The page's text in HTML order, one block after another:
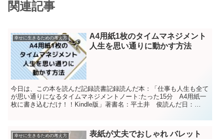
関連記事
幸せに生きるための考え方
A4用紙1枚のタイムマネジメント
人生を思い通りに動かす方法
今日は、この本を読んだ記録読書記録読んだ本：「仕事も人生も全て
が思い通りになるタイムマネジメントノート:たった15分 A4用紙一
枚に書き込むだけ！！Kindle版」著書名：平土井 俊読んだ日：
幸せに生きるための考え方
表紙が丈夫でおしゃれ バレット